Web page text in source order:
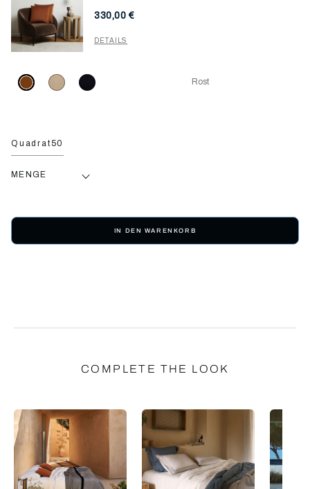
330,00 €
DETAILS
Rost
Quadrat50
MENGE
IN DEN WARENKORB
COMPLETE THE LOOK